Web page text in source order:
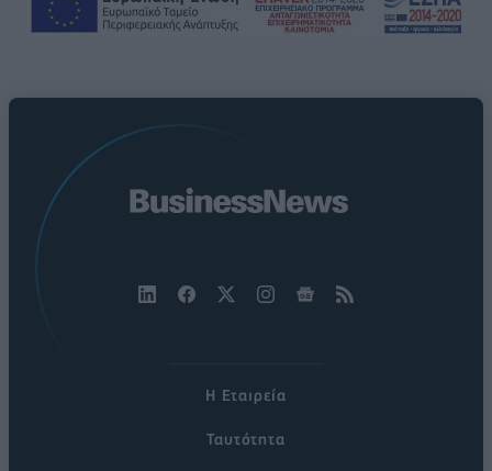
Η Εταιρεία
Ταυτότητα